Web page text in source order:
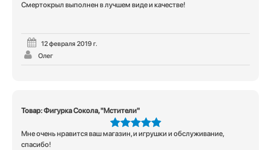
5из 5
Смертокрыл выполнен в лучшем виде и качестве!
12 февраля 2019 г.
Олег
Товар: Фигурка Сокола, "Мстители"
5из 5
Мне очень нравится ваш магазин, и игрушки и обслуживание,
спасибо!